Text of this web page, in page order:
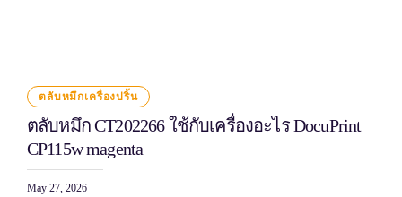
ตลับหมึกเครื่องปริ้น
ตลับหมึก CT202266 ใช้กับเครื่องอะไร DocuPrint
CP115w magenta
May 27, 2026